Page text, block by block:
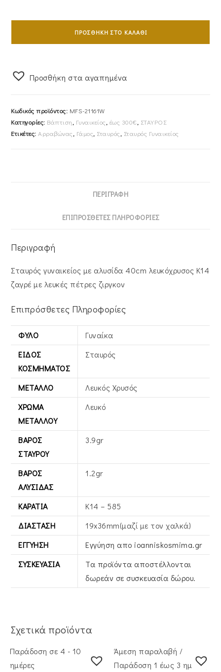
Σταυρός
Με
Λευκόχρυσος
Λευκές
ΠΡΟΣΘΉΚΗ ΣΤΟ ΚΑΛΆΘΙ
Προσθήκη στα αγαπημένα
Κωδικός προϊόντος: MFS-21161W
Κατηγορίες: Βάπτιση, Γυναικείος, έως 300€, ΣΤΑΥΡΟΣ
Ετικέτες: Αρραβώνας, Γάμος, Σταυρός, Σταυρός Γυναικείος
ΠΕΡΙΓΡΑΦΉ
ΕΠΙΠΡΌΣΘΕΤΕΣ ΠΛΗΡΟΦΟΡΊΕΣ
Περιγραφή
Σταυρός γυναικείος με αλυσίδα 40cm λευκόχρυσος Κ14
ζαγρέ με λευκές πέτρες ζιργκον
Επιπρόσθετες Πληροφορίες
ΦΎΛΟ
Γυναίκα
ΕΊΔΟΣ
ΚΟΣΜΉΜΑΤΟΣ
Σταυρός
ΜΈΤΑΛΛΟ
Λευκός Xρυσός
ΧΡΏΜΑ
ΜΕΤΆΛΛΟΥ
Λευκό
ΒΆΡΟΣ
ΣΤΑΥΡΟΎ
3.9gr
ΒΆΡΟΣ
ΑΛΥΣΊΔΑΣ
1.2gr
ΚΑΡΆΤΙΑ
Κ14 – 585
ΔΙΆΣΤΑΣΗ
19x36mm(μαζί με τον χαλκά)
ΕΓΓΎΗΣΗ
Εγγύηση απο ioanniskosmima.gr
ΣΥΣΚΕΥΑΣΊΑ
Τα προϊόντα αποστέλλονται
δωρεάν σε συσκευασία δώρου.
Σχετικά προϊόντα
Παράδοση σε 4 - 10
ημέρες
Άμεση παραλαβή /
Παράδoση 1 έως 3 ημέρες